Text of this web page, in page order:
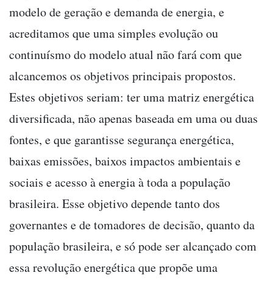
modelo de geração e demanda de energia, e
acreditamos que uma simples evolução ou
continuísmo do modelo atual não fará com que
alcancemos os objetivos principais propostos.
Estes objetivos seriam: ter uma matriz energética
diversificada, não apenas baseada em uma ou duas
fontes, e que garantisse segurança energética,
baixas emissões, baixos impactos ambientais e
sociais e acesso à energia à toda a população
brasileira. Esse objetivo depende tanto dos
governantes e de tomadores de decisão, quanto da
população brasileira, e só pode ser alcançado com
essa revolução energética que propõe uma